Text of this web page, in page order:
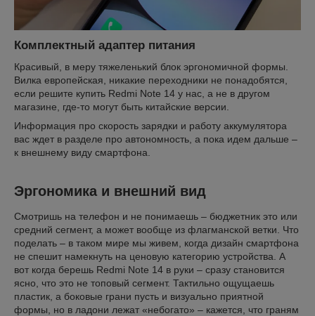
Комплектный адаптер питания
Красивый, в меру тяжеленький блок эргономичной формы.
Вилка европейская, никакие переходники не понадобятся,
если решите купить Redmi Note 14 у нас, а не в другом
магазине, где-то могут быть китайские версии.
Информация про скорость зарядки и работу аккумулятора
вас ждет в разделе про автономность, а пока идем дальше –
к внешнему виду смартфона.
Эргономика и внешний вид
Смотришь на телефон и не понимаешь – бюджетник это или
средний сегмент, а может вообще из флагманской ветки. Что
поделать – в таком мире мы живем, когда дизайн смартфона
не спешит намекнуть на ценовую категорию устройства. А
вот когда берешь Redmi Note 14 в руки – сразу становится
ясно, что это не топовый сегмент. Тактильно ощущаешь
пластик, а боковые грани пусть и визуально приятной
формы, но в ладони лежат «небогато» – кажется, что граням